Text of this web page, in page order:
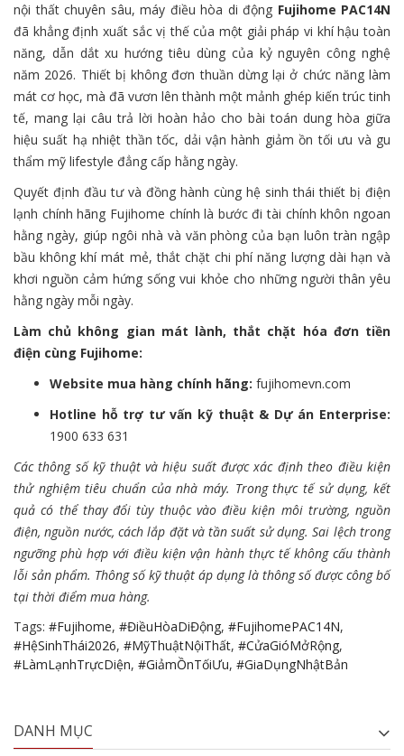
nội thất chuyên sâu, máy điều hòa di động Fujihome PAC14N
đã khẳng định xuất sắc vị thế của một giải pháp vi khí hậu toàn
năng, dẫn dắt xu hướng tiêu dùng của kỷ nguyên công nghệ
năm 2026. Thiết bị không đơn thuần dừng lại ở chức năng làm
mát cơ học, mà đã vươn lên thành một mảnh ghép kiến trúc tinh
tế, mang lại câu trả lời hoàn hảo cho bài toán dung hòa giữa
hiệu suất hạ nhiệt thần tốc, dải vận hành giảm ồn tối ưu và gu
thẩm mỹ lifestyle đẳng cấp hằng ngày.
Quyết định đầu tư và đồng hành cùng hệ sinh thái thiết bị điện
lạnh chính hãng Fujihome chính là bước đi tài chính khôn ngoan
hằng ngày, giúp ngôi nhà và văn phòng của bạn luôn tràn ngập
bầu không khí mát mẻ, thắt chặt chi phí năng lượng dài hạn và
khơi nguồn cảm hứng sống vui khỏe cho những người thân yêu
hằng ngày mỗi ngày.
Làm chủ không gian mát lành, thắt chặt hóa đơn tiền
điện cùng Fujihome:
Website mua hàng chính hãng: fujihomevn.com
Hotline hỗ trợ tư vấn kỹ thuật & Dự án Enterprise:
1900 633 631
Các thông số kỹ thuật và hiệu suất được xác định theo điều kiện
thử nghiệm tiêu chuẩn của nhà máy. Trong thực tế sử dụng, kết
quả có thể thay đổi tùy thuộc vào điều kiện môi trường, nguồn
điện, nguồn nước, cách lắp đặt và tần suất sử dụng. Sai lệch trong
ngưỡng phù hợp với điều kiện vận hành thực tế không cấu thành
lỗi sản phẩm. Thông số kỹ thuật áp dụng là thông số được công bố
tại thời điểm mua hàng.
Tags: #Fujihome, #ĐiềuHòaDiĐộng, #FujihomePAC14N,
#HệSinhThái2026, #MỹThuậtNộiThất, #CửaGióMởRộng,
#LàmLạnhTrựcDiện, #GiảmỒnTốiƯu, #GiaDụngNhậtBản
DANH MỤC